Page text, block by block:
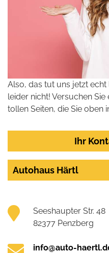
Also, das tut uns jetzt echt
leider nicht! Versuchen
tollen Seiten, die Sie oben
Ihr
Autohaus Härtl
Seeshaupter Str. 48
82377 Penzberg
info@auto-